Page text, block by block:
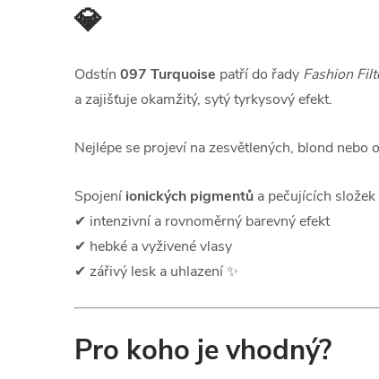
💎
Odstín 097 Turquoise patří do řady Fashion
a zajišťuje okamžitý, sytý tyrkysový efekt.
Nejlépe se projeví na zesvětlených, blond
Spojeníionických pigmentů a pečujících
✔ intenzivní a rovnoměrný barevný efekt
✔ hebké a vyživené vlasy
✔ zářivý lesk a uhlazení ✨
Pro koho je vhodný?